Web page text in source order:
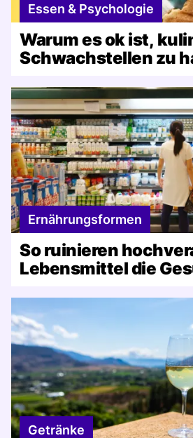
Essen & Psychologie
Warum es ok ist,
Schwachstellen zu
Ernährungsformen
So ruinieren
Lebensmittel die
Getränke